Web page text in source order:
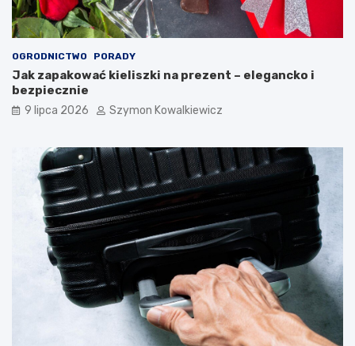
OGRODNICTWO PORADY
Jak zapakować kieliszki na prezent – elegancko i
bezpiecznie
9 lipca 2026 Szymon Kowalkiewicz